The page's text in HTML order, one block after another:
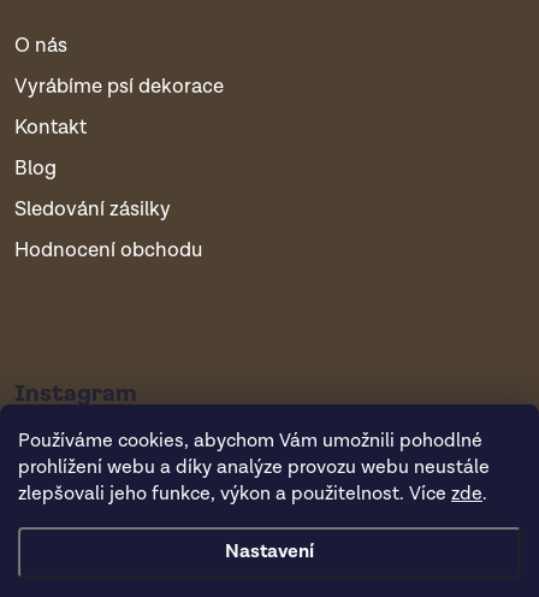
Používáme cookies, abychom Vám umožnili pohodlné
prohlížení webu a díky analýze provozu webu neustále
zlepšovali jeho funkce, výkon a použitelnost. Více zde.
Nastavení
O nás
Vyrábíme psí dekorace
Kontakt
Blog
Sledování zásilky
Hodnocení obchodu
Instagram